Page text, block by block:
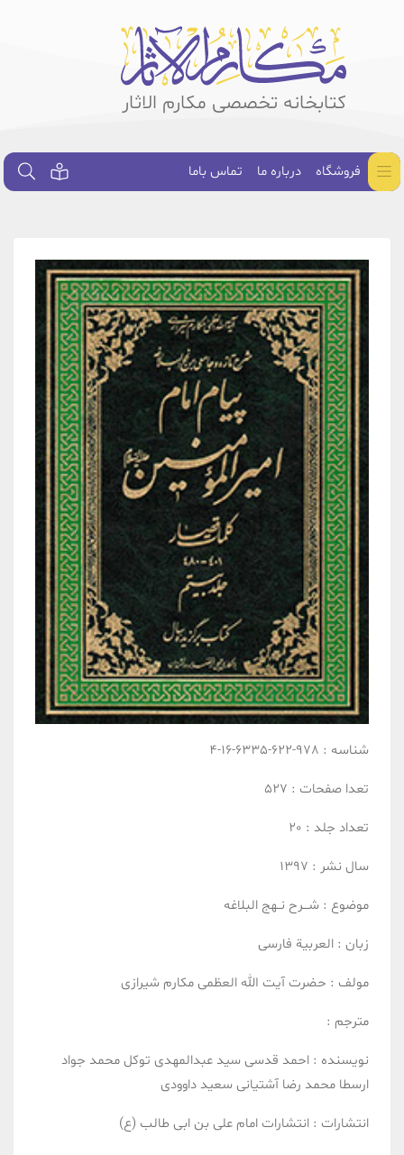
کتابخانه تخصصی مکارم الاثار
فروشگاه درباره ما تماس باما
شناسه : 978-622-6335-16-4
تعدا صفحات : 527
تعداد جلد : 20
سال نشر : 1397
موضوع : شـــرح نــهج البلاغه
زبان : العربیة فارسی
مولف : حضرت آیت الله العظمی مکارم شیرازی
مترجم :
نویسنده : احمد قدسی سید عبدالمهدی توکل محمد جواد
ارسطا محمد رضا آشتیانی سعید داوودی
انتشارات : انتشارات امام علی بن ابی طالب (ع)